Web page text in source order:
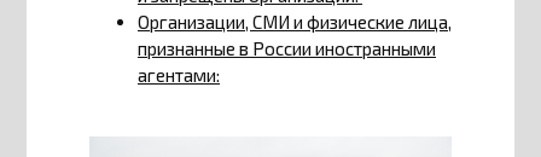
Организации, СМИ и физические лица,
признанные в России иностранными
агентами: